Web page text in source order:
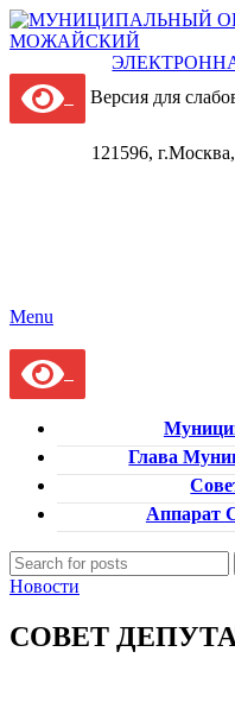
Версия для
121596,
Menu
Глава
Аппарат
Новости
СОВЕТ